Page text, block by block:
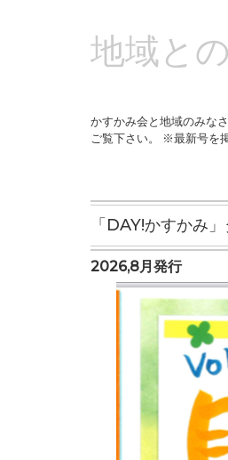
地域と
かすかみ会と地域のみな
ご覧下さい。 ※最新号を
「DAY!かすかみ
2026,8月発行